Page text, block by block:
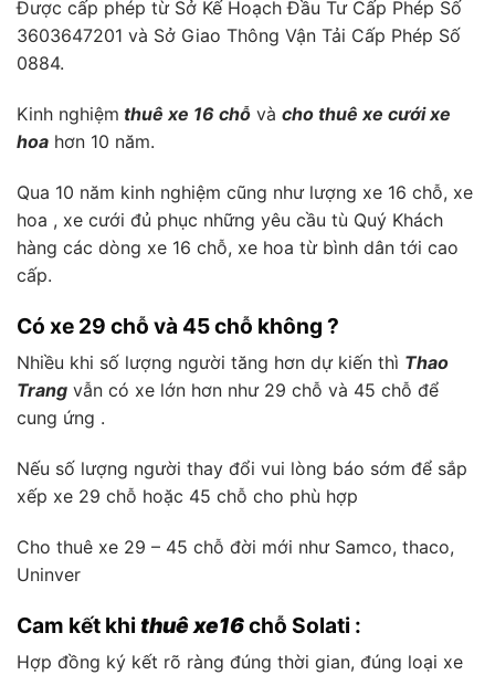
Được cấp phép từ Sở Kế Hoạch Đầu Tư Cấp Phép Số
3603647201 và Sở Giao Thông Vận Tải Cấp Phép Số
0884.
Kinh nghiệm thuê xe 16 chỗ và cho thuê xe cưới xe
hoa hơn 10 năm.
Qua 10 năm kinh nghiệm cũng như lượng xe 16 chỗ, xe
hoa , xe cưới đủ phục những yêu cầu tù Quý Khách
hàng các dòng xe 16 chỗ, xe hoa từ bình dân tới cao
cấp.
Có xe 29 chỗ và 45 chỗ không ?
Nhiều khi số lượng người tăng hơn dự kiến thì Thao
Trang vẫn có xe lớn hơn như 29 chỗ và 45 chỗ để
cung ứng .
Nếu số lượng người thay đổi vui lòng báo sớm để sắp
xếp xe 29 chỗ hoặc 45 chỗ cho phù hợp
Cho thuê xe 29 – 45 chỗ đời mới như Samco, thaco,
Uninver
Cam kết khi thuê xe16chỗ Solati :
Hợp đồng ký kết rõ ràng đúng thời gian, đúng loại xe